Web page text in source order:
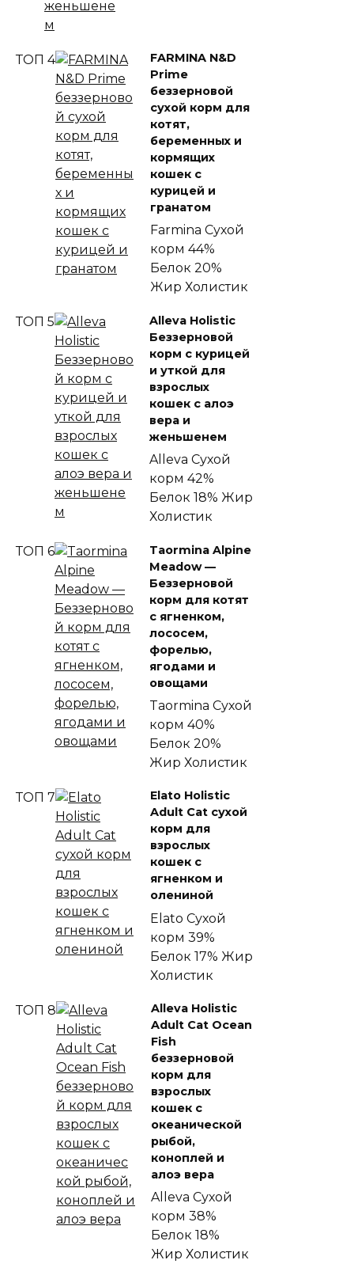
ТОП 4
FARMINA N&D
Prime
беззерновой
сухой корм для
котят,
беременных и
кормящих
кошек с
курицей и
гранатом
Farmina Сухой
корм 44%
Белок 20%
Жир Холистик
ТОП 5
Alleva Holistic
Беззерновой
корм с курицей
и уткой для
взрослых
кошек с алоэ
вера и
женьшенем
Alleva Сухой
корм 42%
Белок 18% Жир
Холистик
ТОП 6
Taormina Alpine
Meadow —
Беззерновой
корм для котят
с ягненком,
лососем,
форелью,
ягодами и
овощами
Taormina Сухой
корм 40%
Белок 20%
Жир Холистик
ТОП 7
Elato Holistic
Adult Cat сухой
корм для
взрослых
кошек с
ягненком и
олениной
Elato Сухой
корм 39%
Белок 17% Жир
Холистик
ТОП 8
Alleva Holistic
Adult Cat Ocean
Fish
беззерновой
корм для
взрослых
кошек с
океанической
рыбой,
коноплей и
алоэ вера
Alleva Сухой
корм 38%
Белок 18%
Жир Холистик